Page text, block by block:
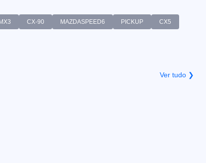
CX-90 MAZDASPEED6 PICKUP CX5
Ver tudo ❯